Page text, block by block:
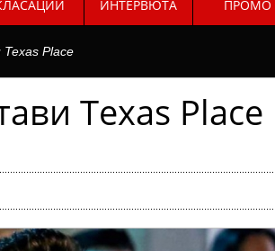
ИНТЕРВЮТА ПРОМО
Place
Texas Place